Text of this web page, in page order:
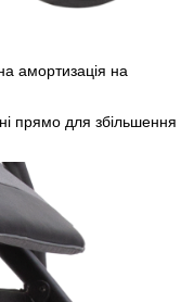
амортизація на
прямо для збільшення